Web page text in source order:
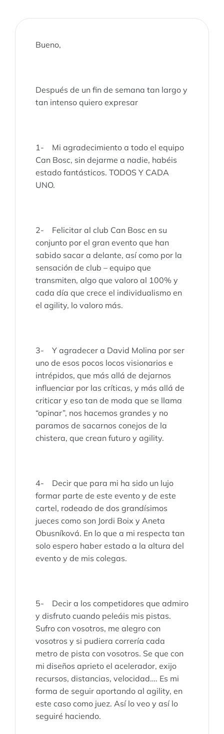
Bueno,
Después de un fin de semana tan largo y
tan intenso quiero expresar
1- Mi agradecimiento a todo el equipo
Can Bosc, sin dejarme a nadie, habéis
estado fantásticos. TODOS Y CADA
UNO.
2- Felicitar al club Can Bosc en su
conjunto por el gran evento que han
sabido sacar a delante, así como por la
sensación de club – equipo que
transmiten, algo que valoro al 100% y
cada día que crece el individualismo en
el agility, lo valoro más.
3- Y agradecer a David Molina por ser
uno de esos pocos locos visionarios e
intrépidos, que más allá de dejarnos
influenciar por las críticas, y más allá de
criticar y eso tan de moda que se llama
“opinar”, nos hacemos grandes y no
paramos de sacarnos conejos de la
chistera, que crean futuro y agility.
4- Decir que para mi ha sido un lujo
formar parte de este evento y de este
cartel, rodeado de dos grandísimos
jueces como son Jordi Boix y Aneta
Obusníková. En lo que a mi respecta tan
solo espero haber estado a la altura del
evento y de mis colegas.
5- Decir a los competidores que admiro
y disfruto cuando peleáis mis pistas.
Sufro con vosotros, me alegro con
vosotros y si pudiera correría cada
metro de pista con vosotros. Se que con
mi diseños aprieto el acelerador, exijo
recursos, distancias, velocidad…. Es mi
forma de seguir aportando al agility, en
este caso como juez. Así lo veo y así lo
seguiré haciendo.